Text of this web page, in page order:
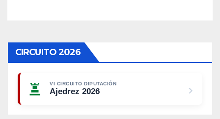
CIRCUITO 2026
VI CIRCUITO DIPUTACIÓN
Ajedrez 2026